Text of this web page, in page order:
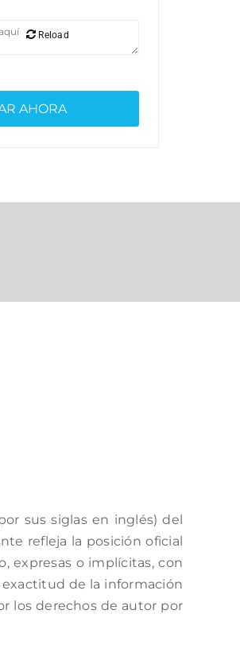
Reload
sus siglas en inglés) del
refleja la posición oficial
expresas o implícitas, con
de la información
los derechos de autor por